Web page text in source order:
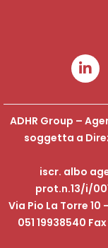
ADHR Group –
soggetta a
iscr. albo
prot.n.13/i/
Via Pio La Torre
051 19938540